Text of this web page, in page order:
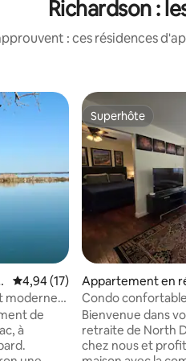
Richardson :
: ces résidences
Évaluation moyenne sur la
4,94 (17)
moderne
de
à
Superhôte
Superhôte
Appartement en
Far North Dallas
Condo
piscine et patio
fermée
Bienvenue dans
retraite de North Dallas !
chez nous et